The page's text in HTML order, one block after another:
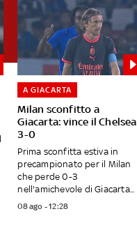
Milan sconfitto a
Giacarta: vince il Chelsea
3-0
A GIACARTA
Prima sconfitta estiva in
precampionato per il Milan
che perde 0-3
nell'amichevole di Giacarta...
08 ago - 12:28